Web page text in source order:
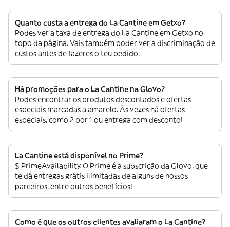
Quanto custa a entrega do La Cantine em Getxo?
Podes ver a taxa de entrega do La Cantine em Getxo no
topo da página. Vais também poder ver a discriminação de
custos antes de fazeres o teu pedido.
Há promoções para o La Cantine na Glovo?
Podes encontrar os produtos descontados e ofertas
especiais marcadas a amarelo. Às vezes há ofertas
especiais, como 2 por 1 ou entrega com desconto!
La Cantine está disponível no Prime?
$ PrimeAvailability. O Prime é a subscrição da Glovo, que
te dá entregas grátis ilimitadas de alguns de nossos
parceiros, entre outros benefícios!
Como é que os outros clientes avaliaram o La Cantine?